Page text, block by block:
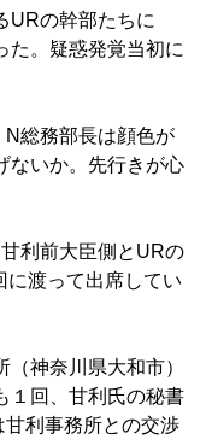
URの幹部たちに
た。疑惑発覚当初に
総務部長は顔色が
ないか。先行きが心
利前大臣側とURの
に渡って出席してい
神奈川県大和市）
１回、甘利氏の秘書
甘利事務所との交渉